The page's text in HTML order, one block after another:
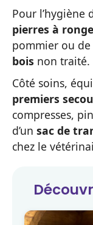
Pour l’hygiène
pierres à
pommier ou de
bois non traité.
Côté soins,
premiers
compresses,
d’un sac de
chez le